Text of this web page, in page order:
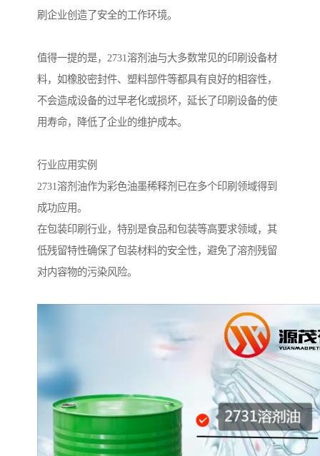
刷企业创造了安全的工作环境。
值得一提的是，2731溶剂油与大多数常见的印刷设备材
料，如橡胶密封件、塑料部件等都具有良好的相容性，
不会造成设备的过早老化或损坏，延长了印刷设备的使
用寿命，降低了企业的维护成本。
行业应用实例
2731溶剂油作为彩色油墨稀释剂已在多个印刷领域得到
成功应用。
在包装印刷行业，特别是食品和包装等高要求领域，其
低残留特性确保了包装材料的安全性，避免了溶剂残留
对内容物的污染风险。